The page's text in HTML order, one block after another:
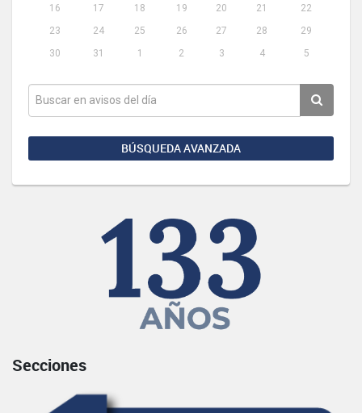
16
17 18 19 20 21
22
23
24 25 26 27 28
29
30
31 1 2 3 4 5
BÚSQUEDA AVANZADA
Secciones